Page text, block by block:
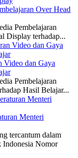
Over Head
Pembelajaran
Display terhadap...
Video dan Gaya
Pembelajaran
Hasil Belajar...
Menteri
tercantum dalam
Indonesia Nomor